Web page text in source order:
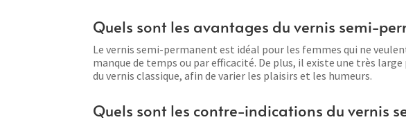
Quels sont les avantages du vernis semi-
Le vernis semi-permanent est idéal pour les femmes qui ne
manque de temps ou par efficacité. De plus, il existe une très
du vernis classique, afin de varier les plaisirs et les humeurs.
Quels sont les contre-indications du vernis